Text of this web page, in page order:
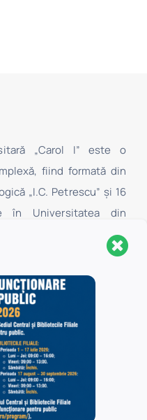
„Carol I” este o
fiind formată din
„I.C. Petrescu” şi 16
în Universitatea din
acces toate categoriile
filiale au acces,
studenţii şi cadrele
din București, iar
au acces toate